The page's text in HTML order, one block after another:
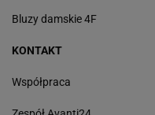
Bluzy damskie 4F
KONTAKT
Współpraca